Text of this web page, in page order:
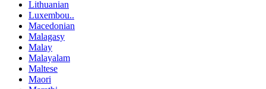
Lithuanian
Luxembou..
Macedonian
Malagasy
Malay
Malayalam
Maltese
Maori